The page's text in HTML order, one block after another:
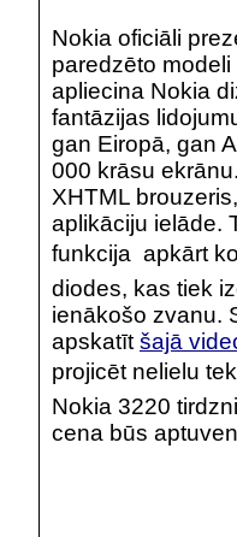
Nokia oficiāli
paredzēto
apliecina Nokia
fantāzijas
gan Eiropā, gan
000 krāsu
XHTML
aplikāciju ielāde.
funkcija  apkārt
diodes, kas tiek
ienākošo zvanu.
apskatīt šajā
projicēt nelielu
Nokia 3220
cena būs